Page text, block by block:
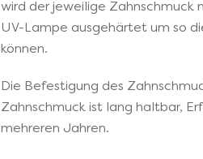
wird der jeweilige
UV-Lampe ausgehärtet um so
können.
Die Befestigung des
Zahnschmuck ist lang haltbar,
mehreren Jahren.